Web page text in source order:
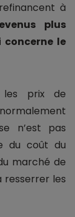
à
plus
le
les prix de
n’est pas
du coût du
marché de
resserrer les